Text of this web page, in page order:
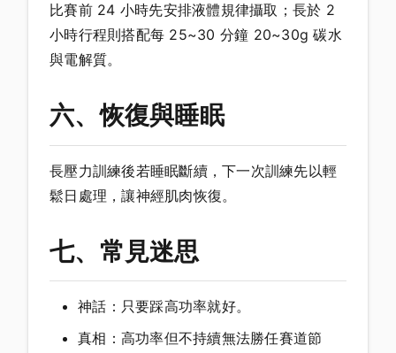
比賽前 24 小時先安排液體規律攝取；長於 2
小時行程則搭配每 25~30 分鐘 20~30g 碳水
與電解質。
六、恢復與睡眠
長壓力訓練後若睡眠斷續，下一次訓練先以輕
鬆日處理，讓神經肌肉恢復。
七、常見迷思
神話：只要踩高功率就好。
真相：高功率但不持續無法勝任賽道節